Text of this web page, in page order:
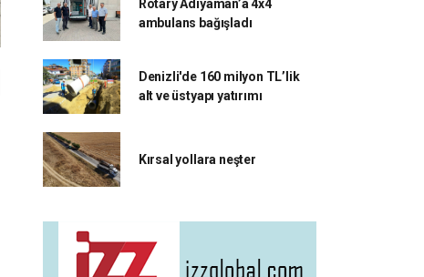
Rotary Adıyaman’a 4x4
ambulans bağışladı
Denizli'de 160 milyon TL’lik
alt ve üstyapı yatırımı
Kırsal yollara neşter